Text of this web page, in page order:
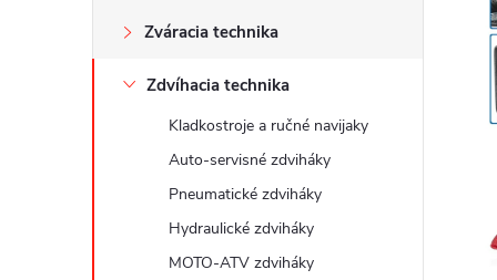
ý
Zváracia technika
Zdvíhacia technika
Kladkostroje a ručné navijaky
Auto-servisné zdviháky
Pneumatické zdviháky
Hydraulické zdviháky
MOTO-ATV zdviháky